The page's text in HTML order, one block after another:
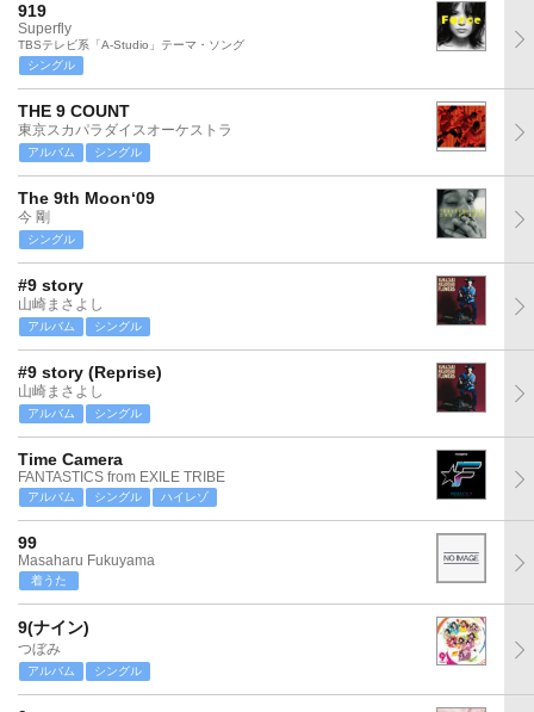
919
Superfly
TBSテレビ系「A-Studio」テーマ・ソング
シングル
THE 9 COUNT
東京スカパラダイスオーケストラ
アルバム シングル
The 9th Moon‘09
今 剛
シングル
#9 story
山崎まさよし
アルバム シングル
#9 story (Reprise)
山崎まさよし
アルバム シングル
Time Camera
FANTASTICS from EXILE TRIBE
アルバム シングル ハイレゾ
99
Masaharu Fukuyama
着うた
9(ナイン)
つぼみ
アルバム シングル